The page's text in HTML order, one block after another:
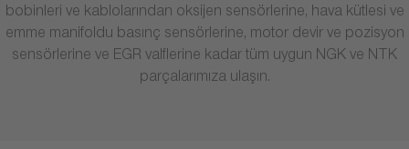
bobinleri ve kablolarından oksijen sensörlerine, hava kütlesi ve
emme manifoldu basınç sensörlerine, motor devir ve pozisyon
sensörlerine ve EGR valflerine kadar tüm uygun NGK ve NTK
parçalarımıza ulaşın.